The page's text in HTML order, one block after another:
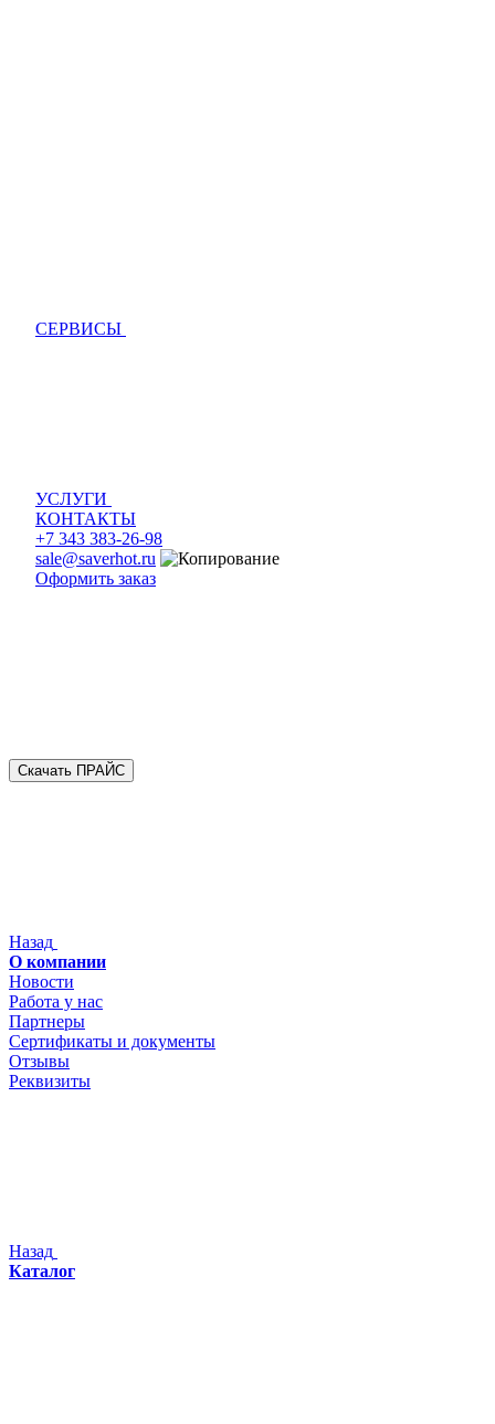
СЕРВИСЫ
УСЛУГИ
КОНТАКТЫ
+7 343 383-26-98
sale@saverhot.ru
Оформить заказ
Скачать ПРАЙС
Назад
О компании
Новости
Работа у нас
Партнеры
Сертификаты и документы
Отзывы
Реквизиты
Назад
Каталог